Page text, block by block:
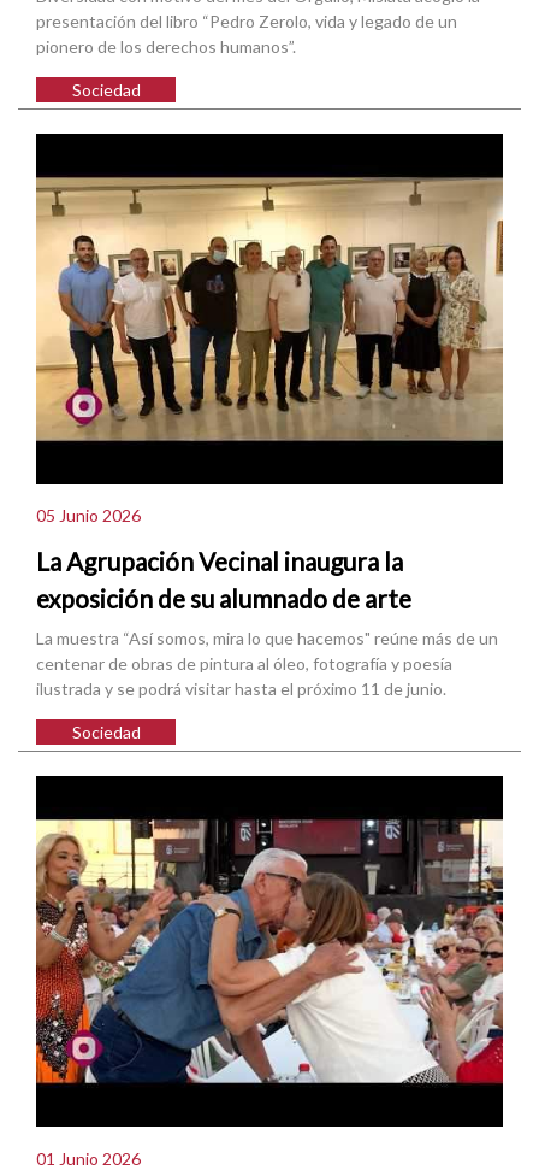
presentación del libro “Pedro Zerolo, vida y legado de un
pionero de los derechos humanos”.
Sociedad
05 Junio 2026
La Agrupación Vecinal inaugura la
exposición de su alumnado de arte
La muestra “Así somos, mira lo que hacemos" reúne más de un
centenar de obras de pintura al óleo, fotografía y poesía
ilustrada y se podrá visitar hasta el próximo 11 de junio.
Sociedad
01 Junio 2026